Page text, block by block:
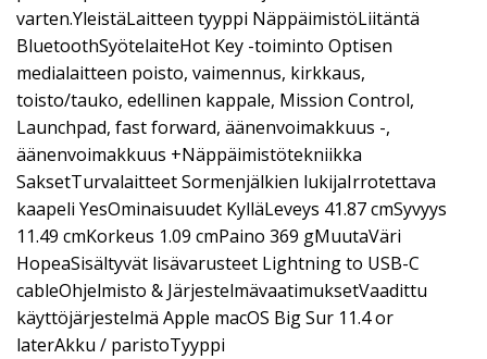
varten.YleistäLaitteen tyyppi NäppäimistöLiitäntä
BluetoothSyötelaiteHot Key -toiminto Optisen
medialaitteen poisto, vaimennus, kirkkaus,
toisto/tauko, edellinen kappale, Mission Control,
Launchpad, fast forward, äänenvoimakkuus -,
äänenvoimakkuus +Näppäimistötekniikka
SaksetTurvalaitteet Sormenjälkien lukijaIrrotettava
kaapeli YesOminaisuudet KylläLeveys 41.87 cmSyvyys
11.49 cmKorkeus 1.09 cmPaino 369 gMuutaVäri
HopeaSisältyvät lisävarusteet Lightning to USB-C
cableOhjelmisto & JärjestelmävaatimuksetVaadittu
käyttöjärjestelmä Apple macOS Big Sur 11.4 or
laterAkku / paristoTyyppi